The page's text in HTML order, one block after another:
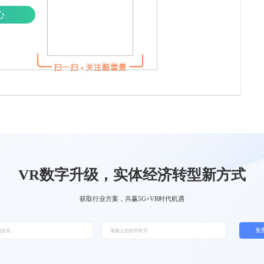
VR数字升级，实体经济转型新方式
获取行业方案，共赢5G+VR时代机遇
免